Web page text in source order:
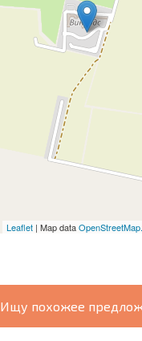
Leaflet | Map data
Ищу похожее